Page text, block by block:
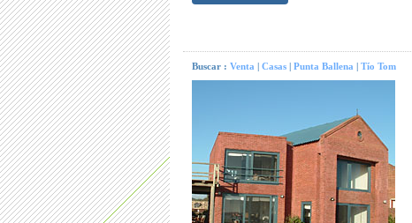
Buscar : Venta Casas Punta Ballena Tío Tom